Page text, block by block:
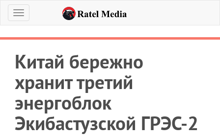
Меню
Китай бережно
хранит третий
энергоблок
Экибастузской ГРЭС-2